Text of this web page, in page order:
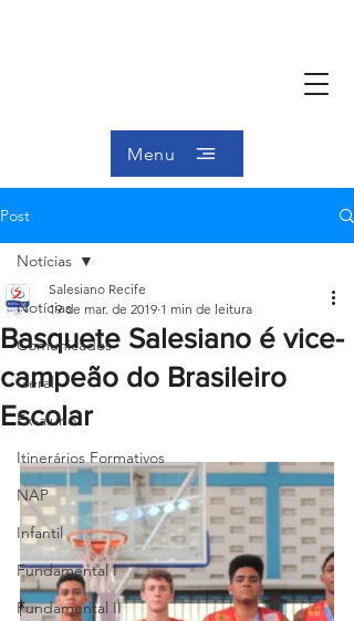
Menu
Post
Notícias
Comunicados
Geral
Ex-aluno
Itinerários Formativos
NAP
Infantil
Fundamental I
Fundamental II
Notícias
Basquete Salesiano é vice-
campeão do Brasileiro
Escolar
Salesiano Recife
19 de mar. de 2019 1 min de leitura